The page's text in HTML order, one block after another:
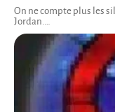
On ne compte plus les
Jordan.